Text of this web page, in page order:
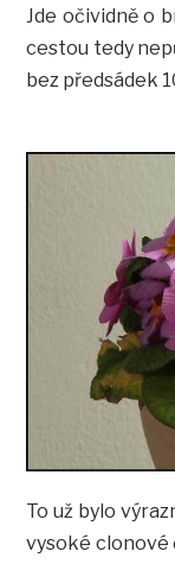
Jde očividně o
cestou tedy
bez předsádek
To už bylo
vysoké clonové